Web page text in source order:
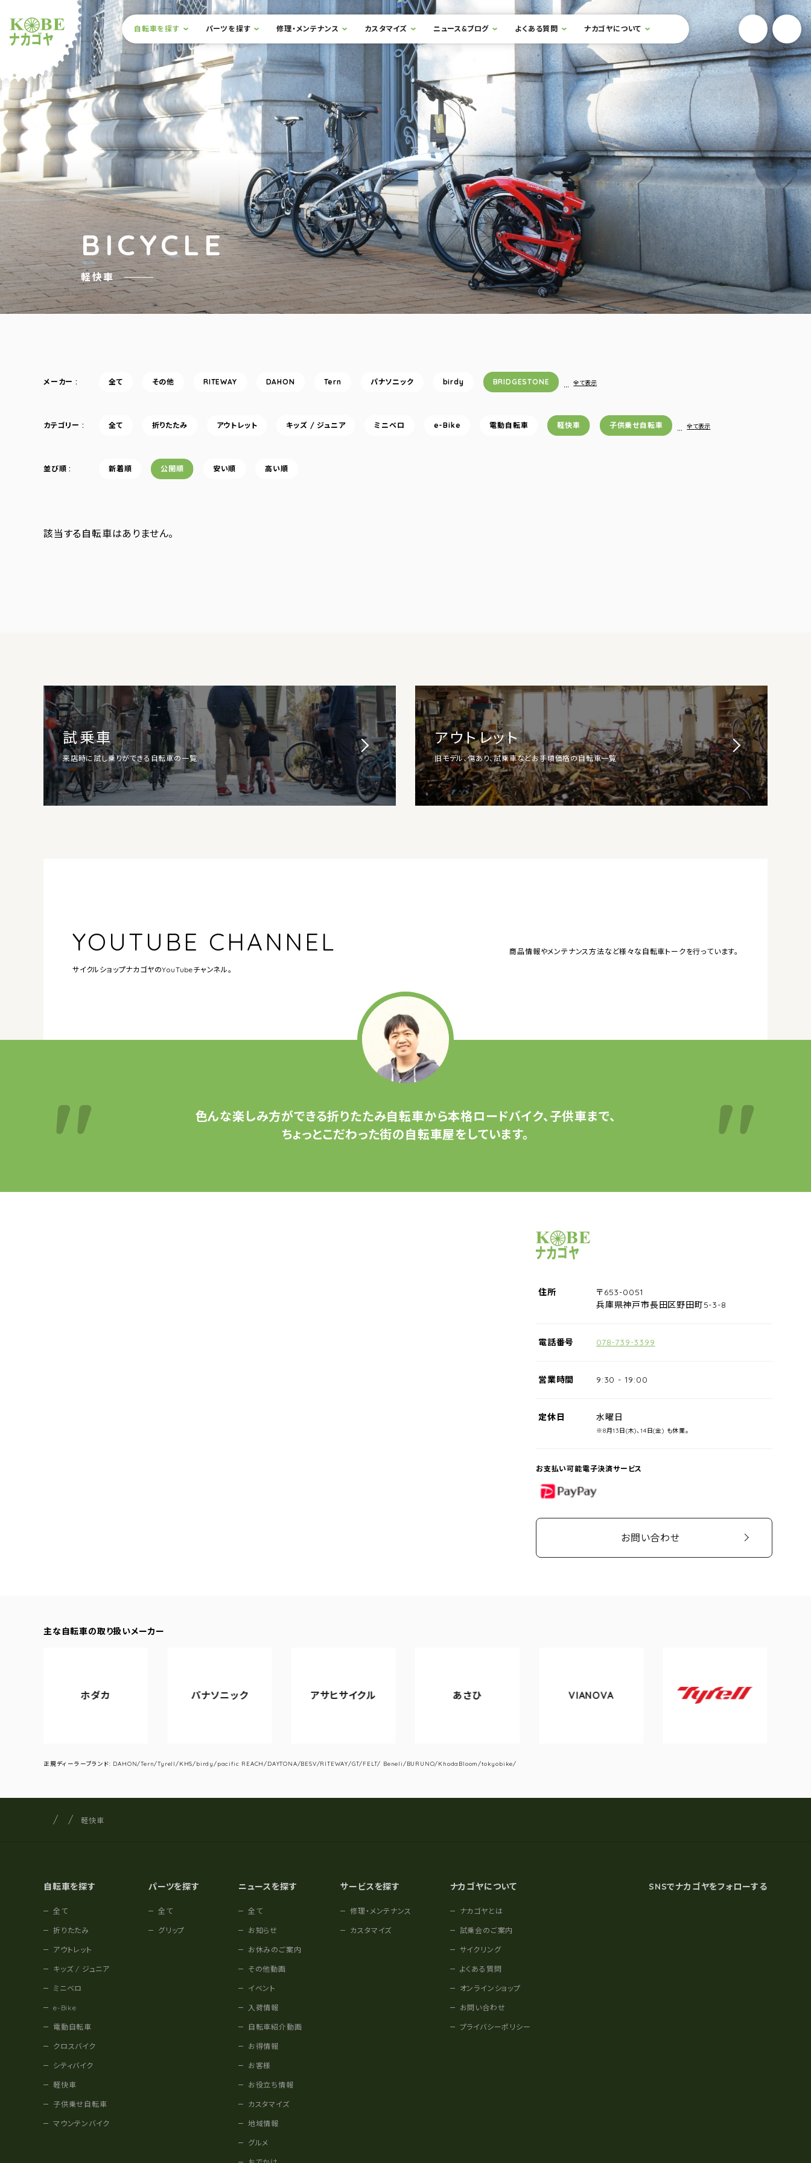
ショップナカゴヤ
サイト内メニュー
本文までスキップ
自転車を探す パーツを探す 修理・メンテナンス カスタマイズ ニュース&ブログ よくある質問 ナカゴヤについて 検索フォームを開閉する YouTube
BICYCLE
軽快車
メーカー 全て その他 RITEWAY DAHON Tern パナソニック birdy BRIDGESTONE … 全て表示
カテゴリー 全て 折りたたみ アウトレット キッズ / ジュニア ミニベロ e-Bike 電動自転車 軽快車 子供乗せ自転車 … 全て表示
並び順 新着順 公開順 安い順 高い順
該当する自転車はありません。
試乗車
来店時に試し乗りができる自転車の一覧
アウトレット
旧モデル、傷あり、試乗車などお手頃価格の自転車一覧
YOUTUBE CHANNEL
サイクルショップナカゴヤのYouTubeチャンネル。
商品情報やメンテナンス方法など様々な自転車トークを行っています。
色んな楽しみ方ができる折りたたみ自転車から本格ロードバイク、子供車まで、
ちょっとこだわった街の自転車屋をしています。
サイクルショップナカゴヤ
住所
〒653-0051
兵庫県神戸市長田区野田町5-3-8
電話番号 078-739-3399
営業時間 9:30 - 19:00
定休日 水曜日
※8月13日(木)、14日(金) も休業。
お支払い可能電子決済サービス
PayPay
お問い合わせ
主な自転車の取り扱いメーカー
パナソニック アサヒサイクル
Tyrell
正規ディーラーブランド: DAHON/Tern/Tyrell/KHS/birdy/pacific REACH/DAYTONA/BESV/RITEWAY/GT/FELT/ Beneli/BURUNO/KhodaBloom/tokyobike/
サイト内の現在地
サイクルショップナカゴヤ
軽快車
自転車を探す
全て
折りたたみ
アウトレット
キッズ / ジュニア
ミニベロ
e-Bike
電動自転車
クロスバイク
シティバイク
軽快車
子供乗せ自転車
マウンテンバイク
パーツを探す
全て
グリップ
ニュースを探す
全て
お知らせ
お休みのご案内
その他動画
イベント
入荷情報
自転車紹介動画
お得情報
お客様
お役立ち情報
カスタマイズ
地域情報
グルメ
サービスを探す
修理・メンテナンス
カスタマイズ
ナカゴヤについて
ナカゴヤとは
試乗会のご案内
サイクリング
よくある質問
オンラインショップ
お問い合わせ
プライバシーポリシー
SNSでナカゴヤをフォローする